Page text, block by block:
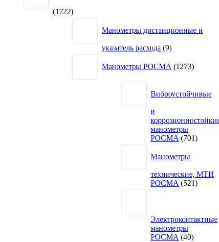
17221722
Манометры дистанционные и
указатель расхода 99
Манометры РОСМА
1273товара
Виброустойчивые
и
манометры
РОСМА
701701
Манометры
технические, МТИ
РОСМА
521521
Электроконтактные
манометры
РОСМА
4040